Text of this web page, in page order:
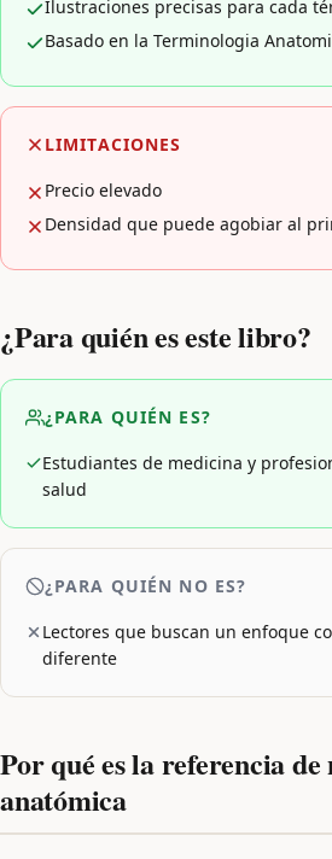
Ilustraciones precisas para cada
Basado en la Terminologia
LIMITACIONES
Precio elevado
Densidad que puede agobiar al
¿Para quién es este libro?
¿PARA QUIÉN ES?
Estudiantes de medicina y
salud
¿PARA QUIÉN NO ES?
Lectores que buscan un enfoque
diferente
Por qué es la referencia
anatómica